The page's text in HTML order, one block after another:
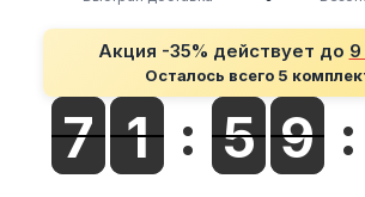
Акция -35% действует до 9
Осталось всего 5